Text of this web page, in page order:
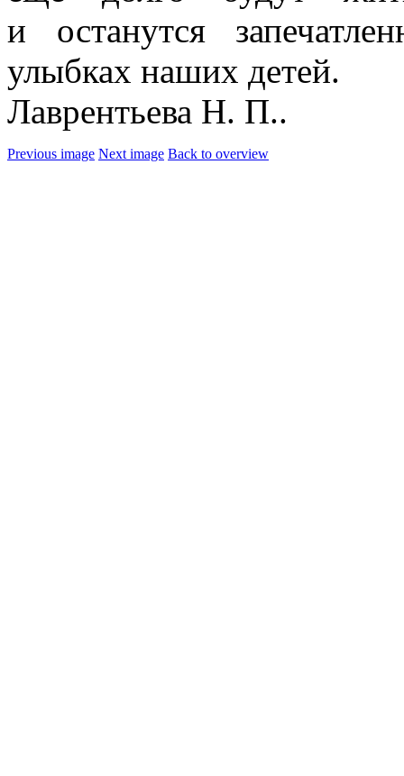
и останутся
улыбках наших детей.
Лаврентьева Н. П..
Previous image Next image Back to overview